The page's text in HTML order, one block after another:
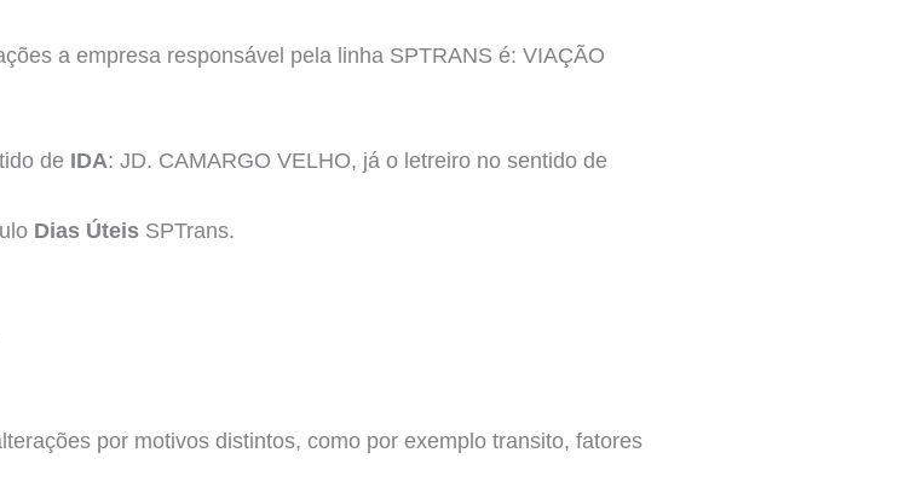
a empresa responsável pela linha SPTRANS é: VIAÇÃO
de IDA: JD. CAMARGO VELHO, já o letreiro no sentido de
Dias Úteis SPTrans.
por motivos distintos, como por exemplo transito, fatores